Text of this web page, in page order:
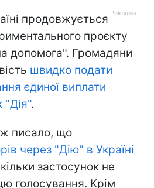
продовжується
проєкту
допомога". Громадяни
швидко подати
єдиної виплати
"Дія".
писало, що
через "Дію" в Україні
застосунок не
голосування. Крім